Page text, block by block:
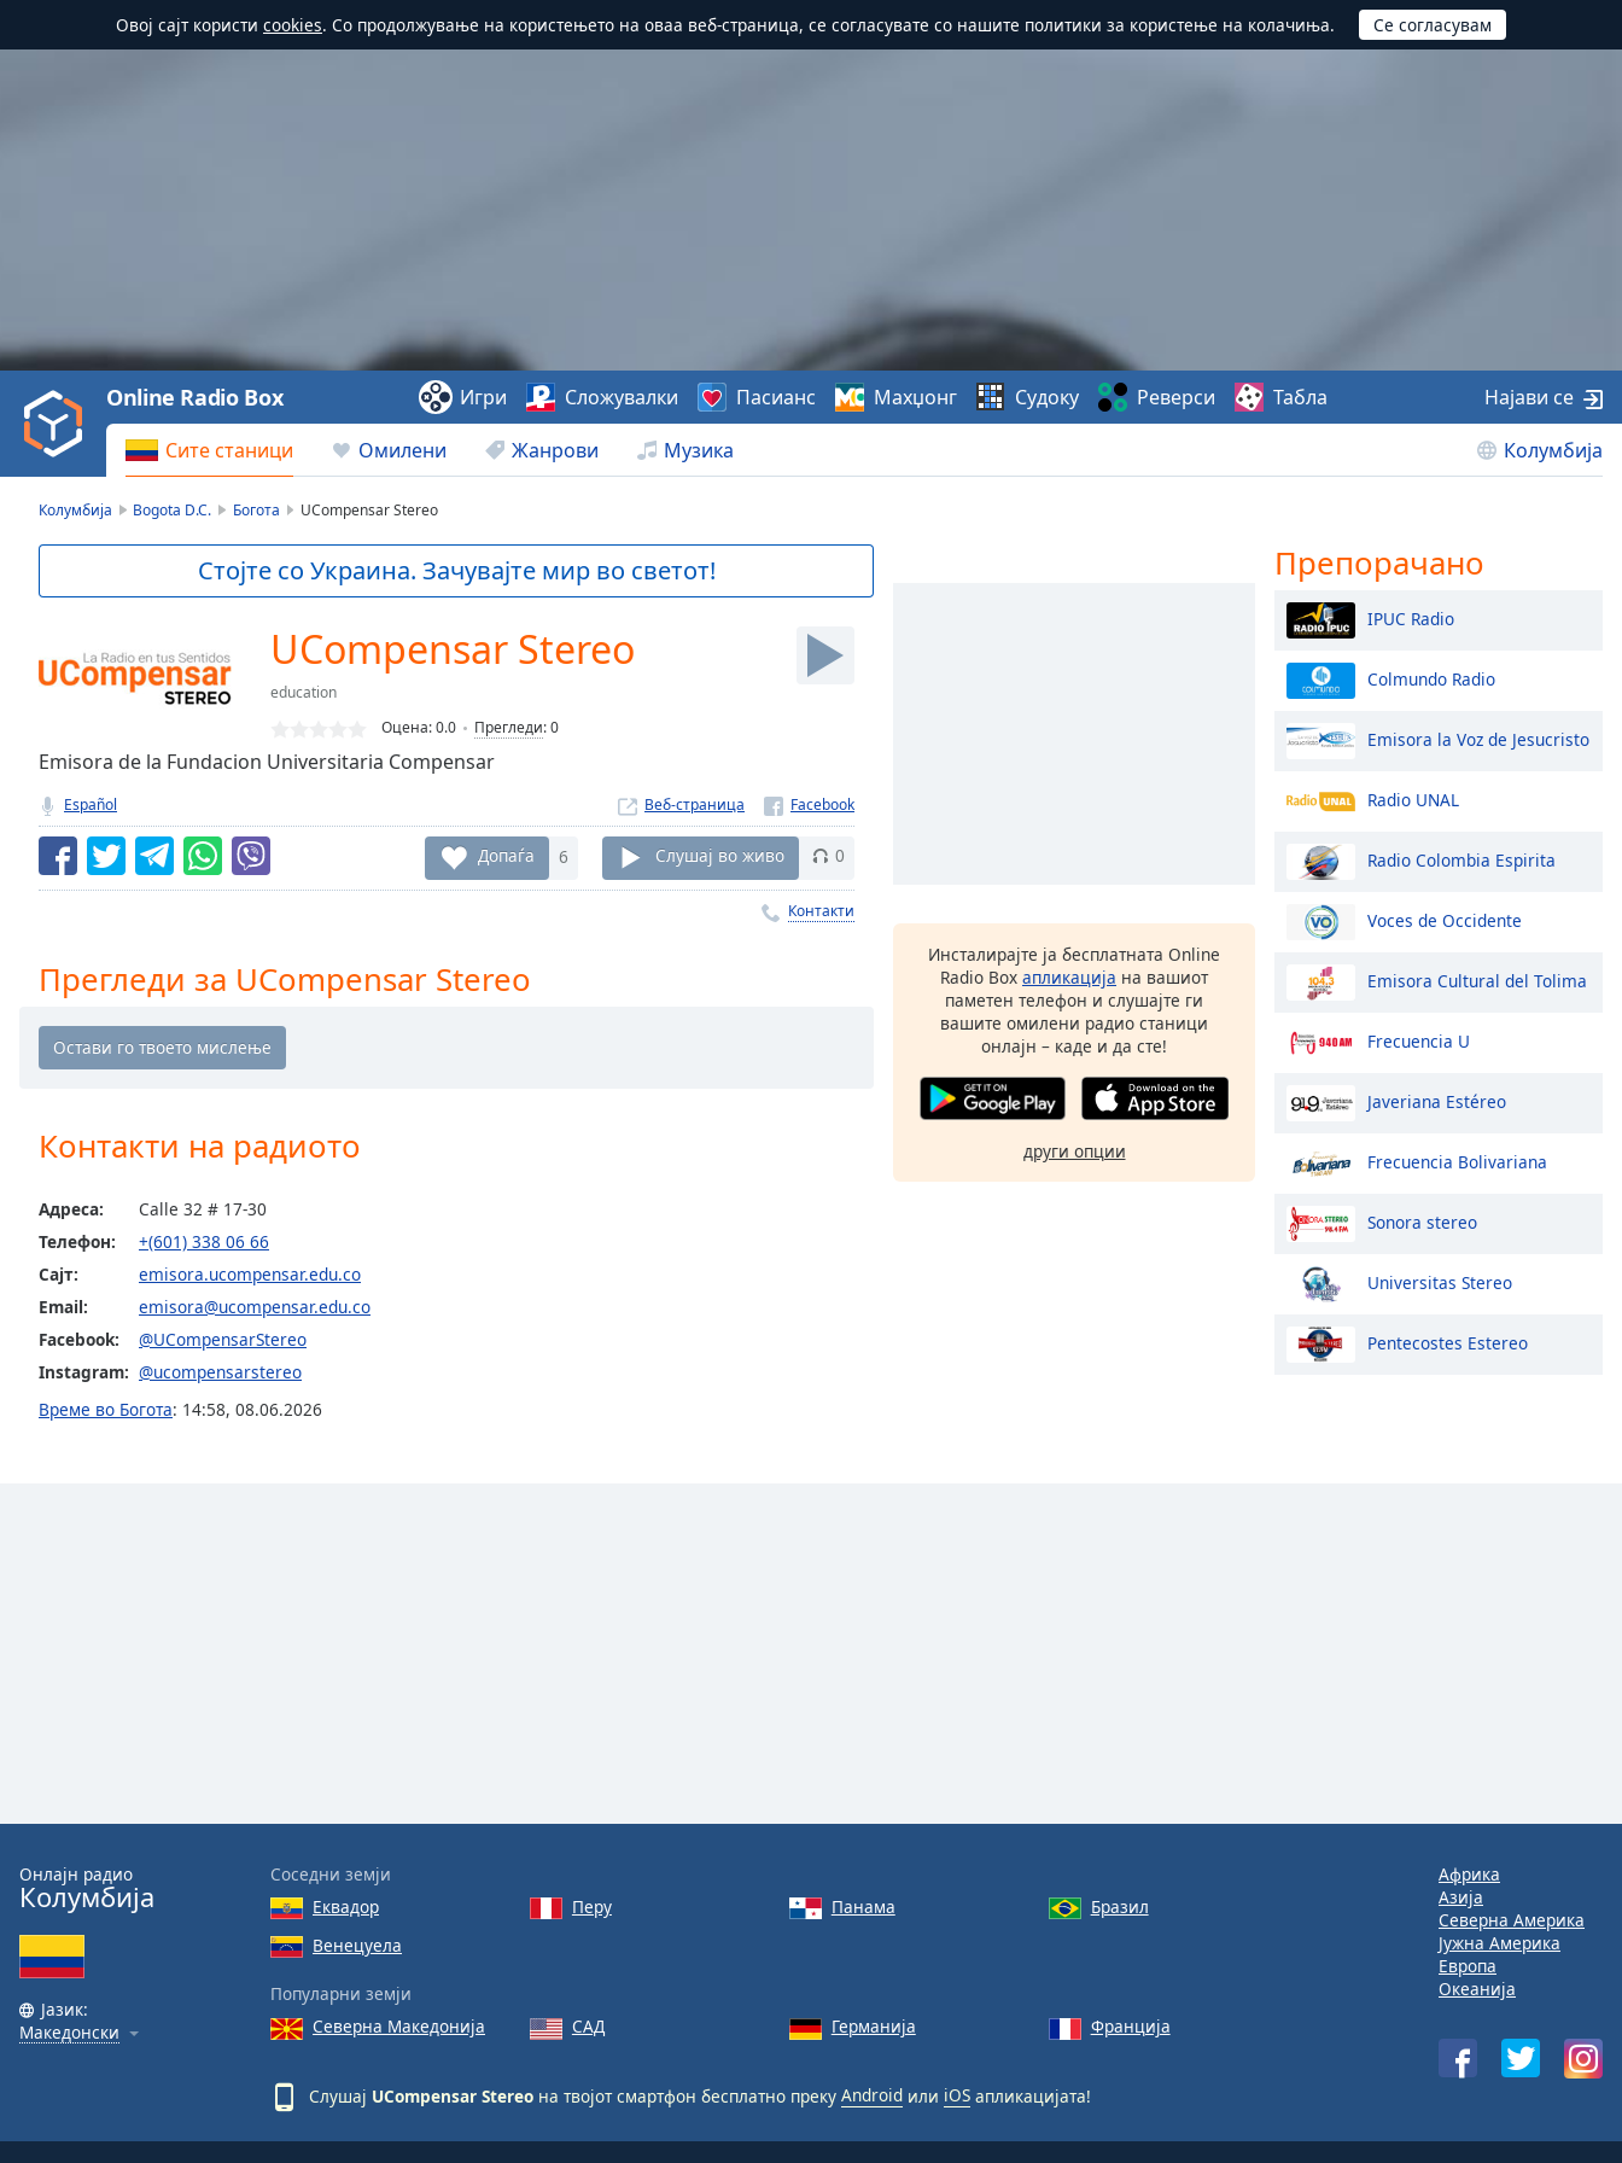
Овој сајт користи cookies. Со продолжување на користењето на оваа веб-страница, се согласувате со нашите политики за користење на колачиња.
Play
Video
Play
Backward
Skip
Current
Loaded:
0.00%
TypeLIVE
live,
currently
behind
LIVE
Remaining
Playback
Rate
Chapters
descriptions
off,
selected
subtitles
settings,
opens
modal
window.
dialog
window.
and
Сите станици Омилени Жанрови Музика Колумбија
Online Radio Box Игри Сложувалки Пасианс Махџонг Судоку Реверси Табла Најави се
Колумбија Bogota D.C. Богота UCompensar Stereo
Стојте со Украина. Зачувајте мир во светот!
UCompensar Stereo
education
Оцена:0.0 Прегледи:0
Emisora de la Fundacion Universitaria Compensar
Español Веб-страница
Допаѓа 6 Слушај во живо 0
Контакти
Прегледи за UCompensar Stereo
Контакти на радиото
Адреса:
Calle 32 # 17-30
Телефон:
+(601) 338 06 66
Сајт:
emisora.ucompensar.edu.co
Email:
emisora@ucompensar.edu.co
Facebook:
@UCompensarStereo
Instagram: @ucompensarstereo
Време во Богота: 14:58, 08.06.2026
Инсталирајте ја бесплатната Online
Radio Box апликација на вашиот
паметен телефон и слушајте ги
вашите омилени радио станици
онлајн – каде и да сте!
други опции
Препорачано
IPUC Radio
Colmundo Radio
Emisora la Voz de Jesucristo
Radio UNAL
Radio Colombia Espirita
Voces de Occidente
Emisora Cultural del Tolima
Frecuencia U
Javeriana Estéreo
Frecuencia Bolivariana
Sonora stereo
Universitas Stereo
Pentecostes Estereo
Онлајн радио
Колумбија
Јазик:
Македонски
Соседни земји
Еквадор
Перу Панама
Бразил
Венецуела
Популарни земји
Северна Македонија
САД Германија Франција
Слушај UCompensar Stereo на твојот смартфон бесплатно преку Android или iOS апликацијата!
Африка
Азија
Северна Америка
Јужна Америка
Европа
Океанија